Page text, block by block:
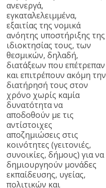
ανενεργά,
εγκαταλελειμμένα,
εξαιτίας της νομικά
ανόητης υποστήριξης της
ιδιοκτησίας τους, των
θεσμικών, δηλαδή,
διατάξεων που επέτρεπαν
και επιτρέπουν ακόμη την
διατήρησή τους στον
χρόνο χωρίς καμία
δυνατότητα να
αποδοθούν με τις
αντίστοιχες
αποζημιώσεις στις
κοινότητες (γειτονιές,
συνοικίες, δήμους) για να
δημιουργηούν μονάδες
εκπαίδευσης, υγείας,
πολιτικών και